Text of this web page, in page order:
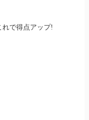
れで得点アップ!